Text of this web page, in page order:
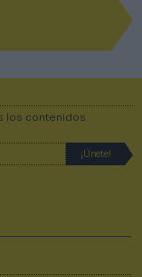
los contenidos